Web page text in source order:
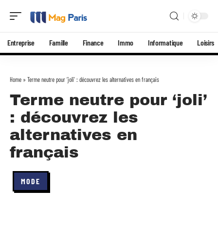
Entreprise Famille Finance Immo Informatique Loisirs
Home » Terme neutre pour ‘joli’ : découvrez les alternatives en français
Terme neutre pour ‘joli’
: découvrez les
alternatives en
français
MODE